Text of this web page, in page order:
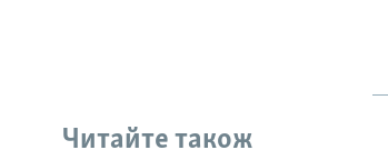
Читайте також